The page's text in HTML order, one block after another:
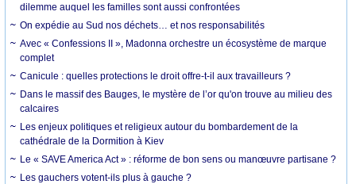
dilemme auquel les familles sont aussi confrontées
On expédie au Sud nos déchets… et nos responsabilités
Avec « Confessions II », Madonna orchestre un écosystème de marque
complet
Canicule : quelles protections le droit offre-t-il aux travailleurs ?
Dans le massif des Bauges, le mystère de l’or qu'on trouve au milieu des
calcaires
Les enjeux politiques et religieux autour du bombardement de la
cathédrale de la Dormition à Kiev
Le « SAVE America Act » : réforme de bon sens ou manœuvre partisane ?
Les gauchers votent-ils plus à gauche ?